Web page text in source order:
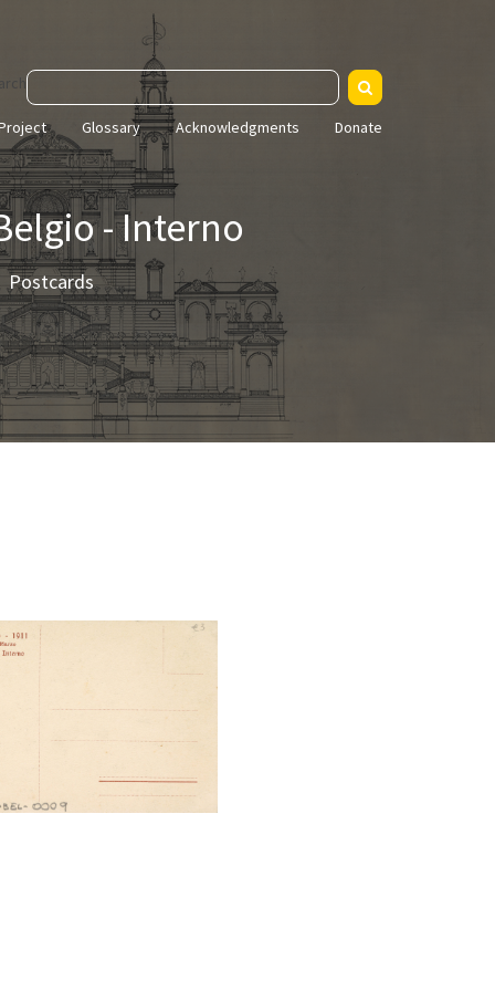
Glossary Acknowledgments Donate
- Interno
Postcards
File Back Image